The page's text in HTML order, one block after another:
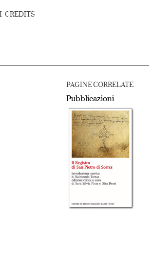
CREDITS
PAGINE CORRELATE
Pubblicazioni